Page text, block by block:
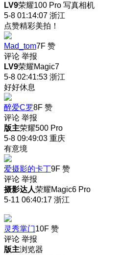
LV9荣耀100 Pro 写真相机
5-8 01:14:07 浙江
点赞精彩美拍！
Mad_tom7F 赞
评论 举报
LV9荣耀Magic7
5-8 02:41:53 浙江
好好休息
醉爱C罗8F 赞
评论 举报
版主荣耀500 Pro
5-8 09:49:03 重庆
有意境
爱摄影的卡丁9F 赞
评论 举报
摄影达人荣耀Magic6 Pro
5-11 06:40:17 浙江
灵秀掌门10F 赞
评论 举报
版主浏览器